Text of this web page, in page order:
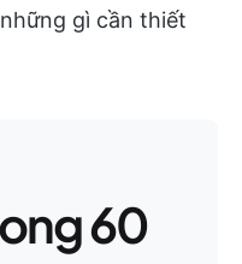
gì cần thiết
60